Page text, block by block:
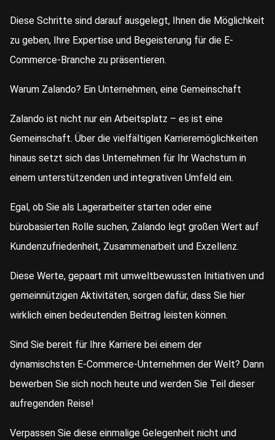
Diese Schritte sind darauf ausgelegt, Ihnen die Möglichkeit
zu geben, Ihre Expertise und Begeisterung für die E-
Commerce-Branche zu präsentieren.
Warum Zalando? Ein Unternehmen, eine Gemeinschaft
Zalando ist nicht nur ein Arbeitsplatz – es ist eine
Gemeinschaft. Über die vielfältigen Karrieremöglichkeiten
hinaus setzt sich das Unternehmen für Ihr Wachstum in
einem unterstützenden und integrativen Umfeld ein.
Egal, ob Sie als Lagerarbeiter starten oder eine
bürobasierten Rolle suchen, Zalando legt großen Wert auf
Kundenzufriedenheit, Zusammenarbeit und Exzellenz.
Diese Werte, gepaart mit umweltbewussten Initiativen und
gemeinnützigen Aktivitäten, sorgen dafür, dass Sie hier
wirklich einen bedeutenden Beitrag leisten können.
Sind Sie bereit für Ihre Karriere bei einem der
dynamischsten E-Commerce-Unternehmen der Welt? Dann
bewerben Sie sich noch heute und werden Sie Teil dieser
aufregenden Reise!
Verpassen Sie diese einmalige Gelegenheit nicht und